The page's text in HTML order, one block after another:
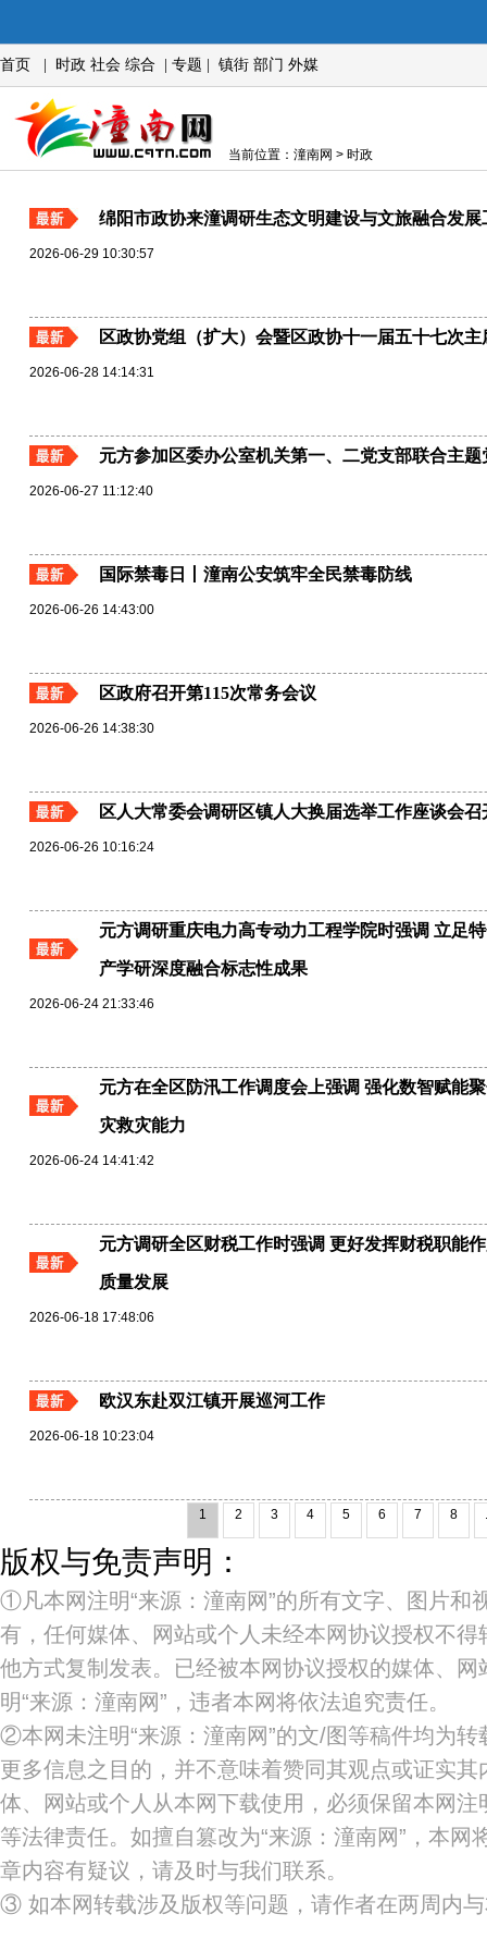
首页 时政 社会 综合 专题 镇街 部门 外媒
当前位置：潼南网 > 时政
绵阳市政协来潼调研生态文明建设与文旅融合发展
2026-06-29 10:30:57
区政协党组（扩大）会暨区政协十一届五十七次主
2026-06-28 14:14:31
元方参加区委办公室机关第一、二党支部联合主题
2026-06-27 11:12:40
国际禁毒日丨潼南公安筑牢全民禁毒防线
2026-06-26 14:43:00
区政府召开第115次常务会议
2026-06-26 14:38:30
区人大常委会调研区镇人大换届选举工作座谈会召
2026-06-26 10:16:24
元方调研重庆电力高专动力工程学院时强调 立足
产学研深度融合标志性成果
2026-06-24 21:33:46
元方在全区防汛工作调度会上强调 强化数智赋能
灾救灾能力
2026-06-24 14:41:42
元方调研全区财税工作时强调 更好发挥财税职能
质量发展
2026-06-18 17:48:06
欧汉东赴双江镇开展巡河工作
2026-06-18 10:23:04
1 2 3 4 5 6 7 8
版权与免责声明：
①凡本网注明“来源：潼南网”的所有文字、图片和
有，任何媒体、网站或个人未经本网协议授权不
他方式复制发表。已经被本网协议授权的媒体、
明“来源：潼南网”，违者本网将依法追究责任。
②本网未注明“来源：潼南网”的文/图等稿件均为
更多信息之目的，并不意味着赞同其观点或证实
体、网站或个人从本网下载使用，必须保留本网注
等法律责任。如擅自篡改为“来源：潼南网”，本网
章内容有疑议，请及时与我们联系。
③ 如本网转载涉及版权等问题，请作者在两周内